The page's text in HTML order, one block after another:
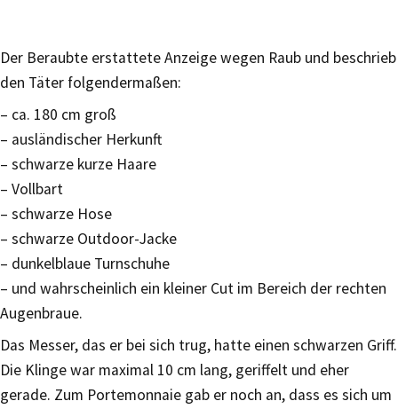
Der Beraubte erstattete Anzeige wegen Raub und beschrieb
den Täter folgendermaßen:
– ca. 180 cm groß
– ausländischer Herkunft
– schwarze kurze Haare
– Vollbart
– schwarze Hose
– schwarze Outdoor-Jacke
– dunkelblaue Turnschuhe
– und wahrscheinlich ein kleiner Cut im Bereich der rechten
Augenbraue.
Das Messer, das er bei sich trug, hatte einen schwarzen Griff.
Die Klinge war maximal 10 cm lang, geriffelt und eher
gerade. Zum Portemonnaie gab er noch an, dass es sich um